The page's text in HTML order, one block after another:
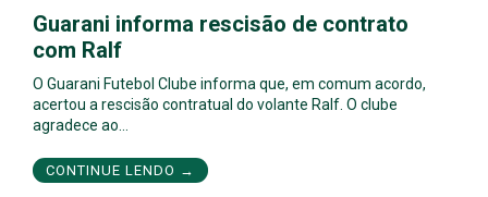
Guarani informa rescisão de contrato
com Ralf
O Guarani Futebol Clube informa que, em comum acordo,
acertou a rescisão contratual do volante Ralf. O clube
agradece ao…
CONTINUE LENDO →